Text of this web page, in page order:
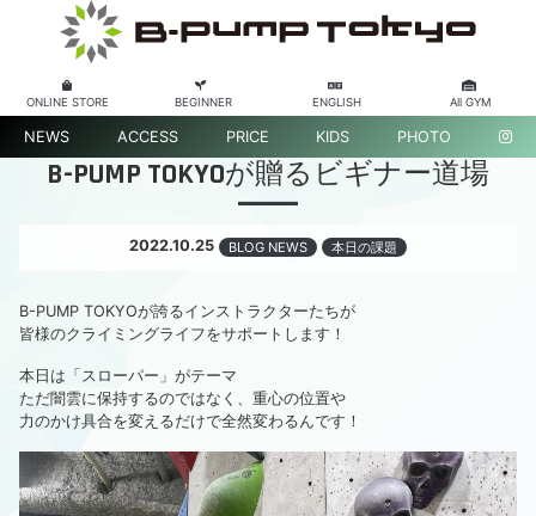
ONLINE STORE BEGINNER ENGLISH All GYM
NEWS ACCESS PRICE KIDS PHOTO
B-PUMP TOKYOが贈るビギナー道場
2022.10.25 BLOG NEWS 本日の課題
B-PUMP TOKYOが誇るインストラクターたちが
皆様のクライミングライフをサポートします！
本日は「スローパー」がテーマ
ただ闇雲に保持するのではなく、重心の位置や
力のかけ具合を変えるだけで全然変わるんです！